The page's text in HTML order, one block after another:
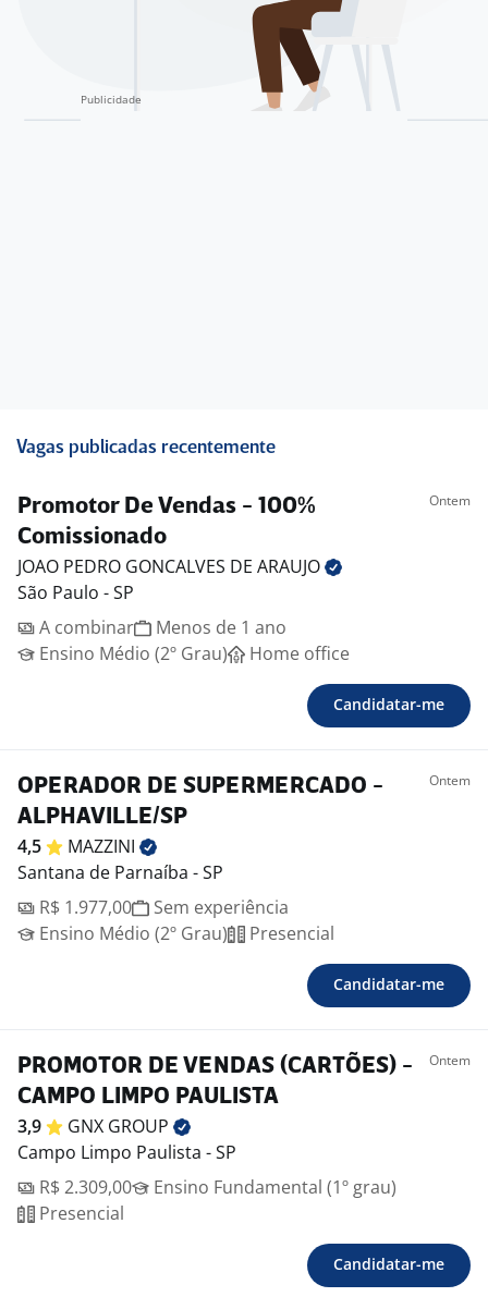
Vagas publicadas recentemente
Promotor De Vendas - 100%
Comissionado
Ontem
JOAO PEDRO GONCALVES DE ARAUJO
São Paulo - SP
A combinar
Menos de 1 ano
Ensino Médio (2º Grau)
Home office
Candidatar-me
OPERADOR DE SUPERMERCADO -
ALPHAVILLE/SP
Ontem
4,5
MAZZINI
Santana de Parnaíba - SP
R$ 1.977,00
Sem experiência
Ensino Médio (2º Grau)
Presencial
Candidatar-me
PROMOTOR DE VENDAS (CARTÕES) -
CAMPO LIMPO PAULISTA
Ontem
3,9 GNX GROUP
Campo Limpo Paulista - SP
R$ 2.309,00
Ensino Fundamental (1º grau)
Presencial
Candidatar-me